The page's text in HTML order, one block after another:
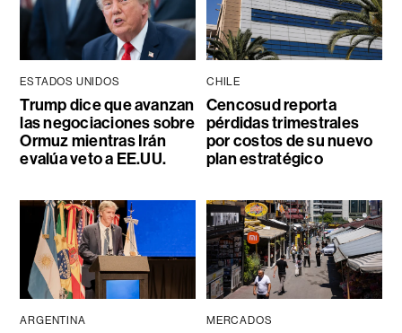
ESTADOS UNIDOS
Trump dice que avanzan
las negociaciones sobre
Ormuz mientras Irán
evalúa veto a EE.UU.
CHILE
Cencosud reporta
pérdidas trimestrales
por costos de su nuevo
plan estratégico
ARGENTINA MERCADOS